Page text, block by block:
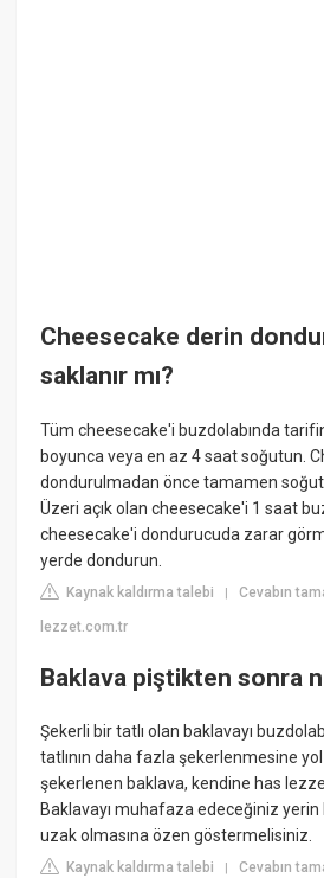
Cheesecake derin
saklanır mı?
Tüm cheesecake'i buzdolabında
boyunca veya en az 4 saat soğutun.
dondurulmadan önce tamamen
Üzeri açık olan cheesecake'i 1 saat
cheesecake'i dondurucuda zarar
yerde dondurun.
Kaynak kaldırma talebi |Cevabın
lezzet.com.tr
Baklava piştikten sonra
Şekerli bir tatlı olan baklavayı
tatlının daha fazla şekerlenmesine
şekerlenen baklava, kendine has
Baklavayı muhafaza edeceğiniz
uzak olmasına özen göstermelisiniz.
Kaynak kaldırma talebi |Cevabın